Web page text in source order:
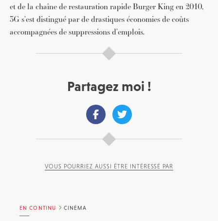
et de la chaîne de restauration rapide Burger King en 2010,
3G s’est distingué par de drastiques économies de coûts
accompagnées de suppressions d’emplois.
Partagez moi !
VOUS POURRIEZ AUSSI ÊTRE INTÉRESSÉ PAR
EN CONTINU CINÉMA